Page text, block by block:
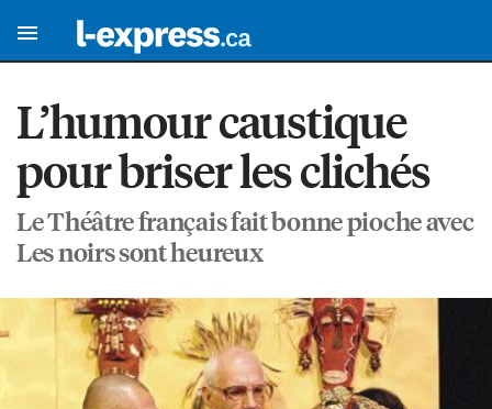
L’humour caustique
pour briser les clichés
Le Théâtre français fait bonne pioche avec
Les noirs sont heureux